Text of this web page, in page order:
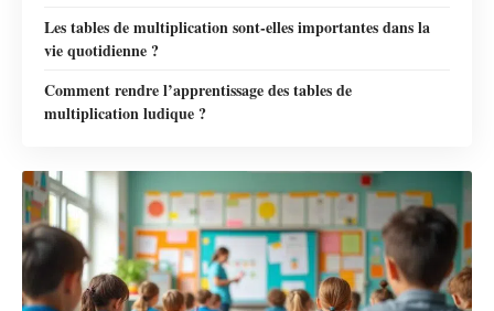
Les tables de multiplication sont-elles importantes dans la
vie quotidienne ?
Comment rendre l’apprentissage des tables de
multiplication ludique ?